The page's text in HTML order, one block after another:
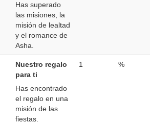
Has superado
las misiones, la
misión de lealtad
y el romance de
Asha.
Nuestro regalo
para ti
Has encontrado
el regalo en una
misión de las
fiestas.
1 %